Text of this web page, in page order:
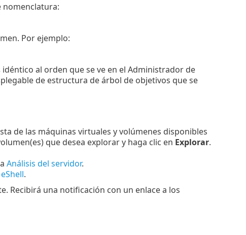
nomenclatura:
Por ejemplo:
al orden que se ve en el Administrador de
de estructura de árbol de objetivos que se
de las máquinas virtuales y volúmenes disponibles
que desea explorar y haga clic en Explorar.
Análisis del servidor.
eShell.
Recibirá una notificación con un enlace a los